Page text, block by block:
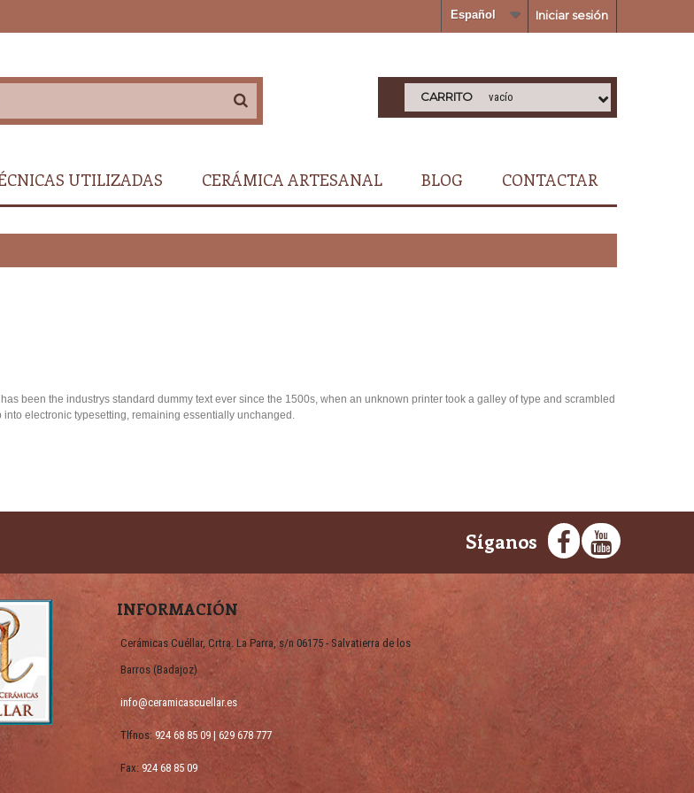
Iniciar sesión
Español
CARRITO vacío
UTILIZADAS CERÁMICA ARTESANAL BLOG CONTACTAR
been the industrys standard dummy text ever since the 1500s, when an unknown printer took a galley of type and scrambled
electronic typesetting, remaining essentially unchanged.
Síganos
INFORMACIÓN
Cerámicas Cuéllar, Crtra. La Parra, s/n 06175 - Salvatierra de los
Barros (Badajoz)
info@ceramicascuellar.es
Tlfnos: 924 68 85 09 | 629 678 777
Fax: 924 68 85 09